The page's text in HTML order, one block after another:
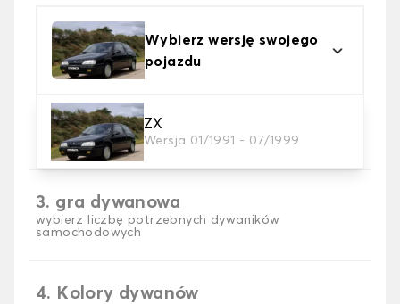
Wybierz wersję swojego
pojazdu
ZX
Wersja 01/1991 - 07/1999
2. Materiał
wybierz materiał dywanika samochodowego
3. gra dywanowa
wybierz liczbę potrzebnych dywaników
samochodowych
4. Kolory dywanów